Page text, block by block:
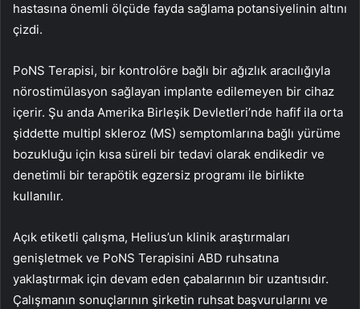
hastasına önemli ölçüde fayda sağlama potansiyelinin altını
çizdi.
PoNS Terapisi, bir kontrolöre bağlı bir ağızlık aracılığıyla
nörostimülasyon sağlayan implante edilemeyen bir cihaz
içerir. Şu anda Amerika Birleşik Devletleri’nde hafif ila orta
şiddette multipl skleroz (MS) semptomlarına bağlı yürüme
bozukluğu için kısa süreli bir tedavi olarak endikedir ve
denetimli bir terapötik egzersiz programı ile birlikte
kullanılır.
Açık etiketli çalışma, Helius’un klinik araştırmaları
genişletmek ve PoNS Terapisini ABD ruhsatına
yaklaştırmak için devam eden çabalarının bir uzantısıdır.
Çalışmanın sonuçlarının şirketin ruhsat başvurularını ve